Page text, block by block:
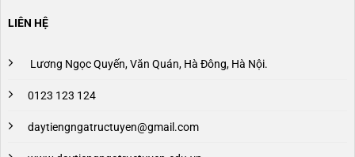
LIÊN HỆ
Lương Ngọc Quyến, Văn Quán, Hà Đông, Hà Nội.
0123 123 124
daytiengngatructuyen@gmail.com